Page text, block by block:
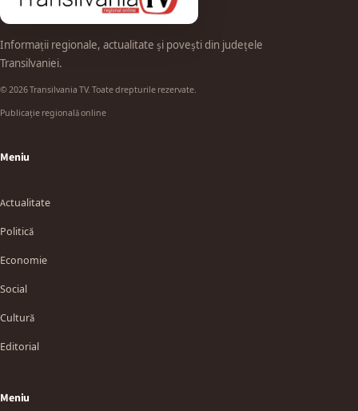
Informații regionale, actualitate și povești din județele
Transilvaniei.
© 2026 Transilvania TV. Toate drepturile rezervate.
Publicație regională online
Meniu
Actualitate
Politică
Economie
Social
Cultură
Editorial
Meniu